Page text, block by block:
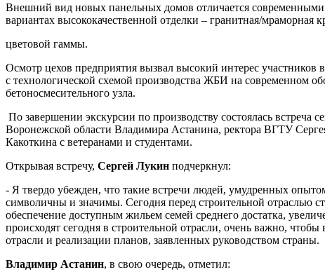
Внешний вид новых панельных домов отличается
вариантах высококачественной отделки – гранитная/
цветовой гаммы.
Осмотр цехов предприятия вызвал высокий интерес
с технологической схемой производства ЖБИ на современном
бетоносмесительного узла.
По завершении экскурсии по производству состоялась встреча
Воронежской области Владимира Астанина, ректора ВГТУ
Какоткина с ветеранами и студентами.
Открывая встречу, Сергей Лукин подчеркнул:
- Я твердо убежден, что такие встречи людей, умудренных
символичны и значимы. Сегодня перед строительной отраслью
обеспечение доступным жильем семей среднего достатка,
происходят сегодня в строительной отрасли, очень важно,
отрасли и реализации планов, заявленных руководством страны.
Владимир Астанин, в свою очередь, отметил: